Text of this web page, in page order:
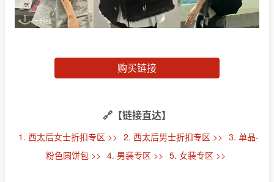
购买链接
🔗【链接直达】
1. 西太后女士折扣专区 >> 2. 西太后男士折扣专区 >> 3. 单品-
粉色圆饼包 >> 4. 男装专区 >> 5. 女装专区 >>